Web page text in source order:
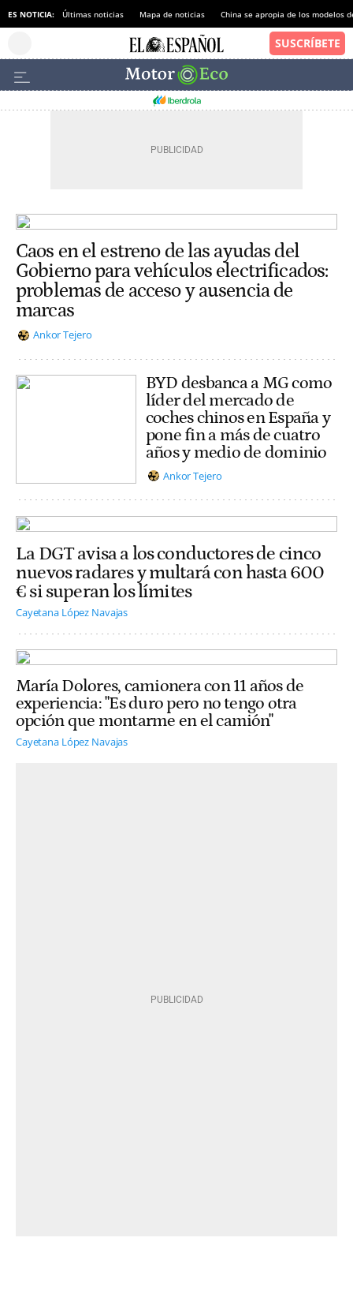
ES NOTICIA: Últimas noticias Mapa de noticias China se apropia de los modelos
Caos en el estreno de las ayudas del
Gobierno para vehículos electrificados:
problemas de acceso y ausencia de
marcas
Ankor Tejero
BYD desbanca a MG como
líder del mercado de
coches chinos en España y
pone fin a más de cuatro
años y medio de dominio
Ankor Tejero
La DGT avisa a los conductores de cinco
nuevos radares y multará con hasta 600
€ si superan los límites
Cayetana López Navajas
María Dolores, camionera con 11 años de
experiencia: "Es duro pero no tengo otra
opción que montarme en el camión"
Cayetana López Navajas